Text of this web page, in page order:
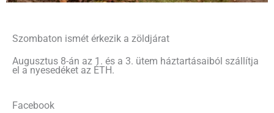
Szombaton ismét érkezik a zöldjárat
Augusztus 8-án az 1. és a 3. ütem háztartásaiból szállítja
el a nyesedéket az ÉTH.
Facebook